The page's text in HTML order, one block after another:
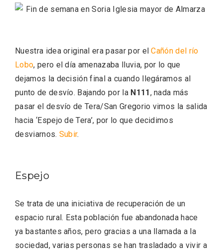
Nuestra idea original era pasar por elCañón del río
Lobo, pero el día amenazaba lluvia, por lo que
dejamos la decisión final a cuando llegáramos al
punto de desvío. Bajando por la N111, nada más
pasar el desvío de Tera/San Gregorio vimos la salida
hacia ‘Espejo de Tera’, por lo que decidimos
desviarnos. Subir.
Espejo
Se trata de una iniciativa de recuperación de un
espacio rural. Esta población fue abandonada hace
ya bastantes años, pero gracias a una llamada a la
sociedad, varias personas se han trasladado a vivir a
El Espinar, un pueblo oculto de la Sierra
de Guadarrama en su vertiente